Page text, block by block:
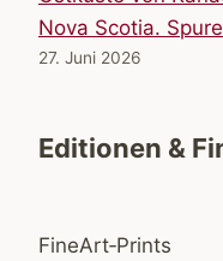
Nova Scotia.
27. Juni 2026
Editionen &
FineArt‑Prints